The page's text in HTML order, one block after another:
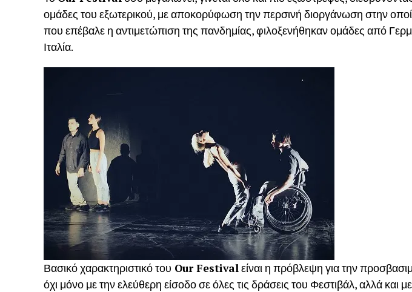
ομάδες του εξωτερικού, με αποκορύφωση την περσινή διοργάνωση στην
που επέβαλε η αντιμετώπιση της πανδημίας, φιλοξενήθηκαν ομάδες από
Ιταλία.
Βασικό χαρακτηριστικό του Our Festivalείναι η πρόβλεψη για την
όχι μόνο με την ελεύθερη είσοδο σε όλες τις δράσεις του Φεστιβάλ, αλλά και